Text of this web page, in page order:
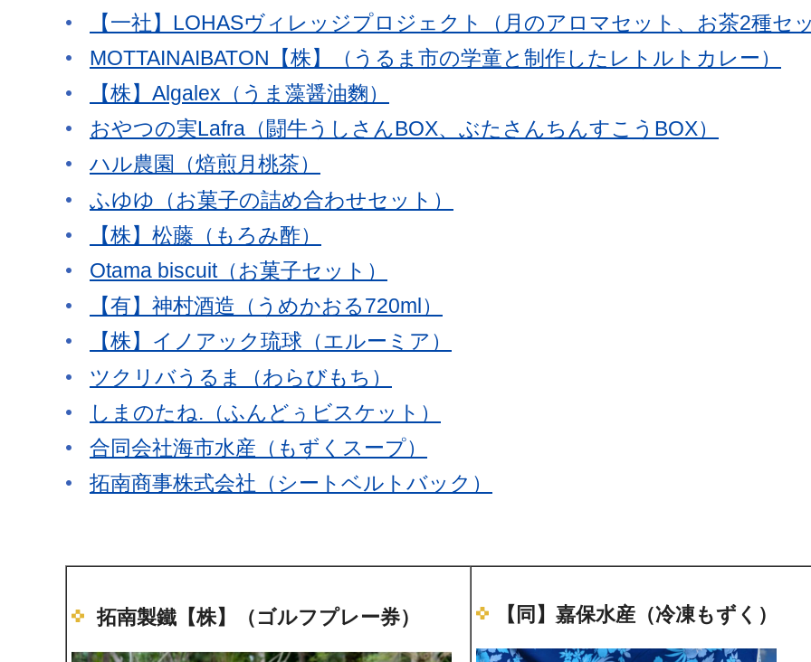
【一社】LOHASヴィレッジプロジェクト（月のアロマセット、お茶2種セッ
MOTTAINAIBATON【株】（うるま市の学童と制作したレトルトカレー）
【株】Algalex（うま藻醤油麴）
おやつの実Lafra（闘牛うしさんBOX、ぶたさんちんすこうBOX）
ハル農園（焙煎月桃茶）
ふゆゆ（お菓子の詰め合わせセット）
【株】松藤（もろみ酢）
Otama biscuit（お菓子セット）
【有】神村酒造（うめかおる720ml）
【株】イノアック琉球（エルーミア）
ツクリバうるま（わらびもち）
しまのたね.（ふんどぅビスケット）
合同会社海市水産（もずくスープ）
拓南商事株式会社（シートベルトバック）
拓南製鐵【株】（ゴルフプレー券） 【同】嘉保水産（冷凍もずく）